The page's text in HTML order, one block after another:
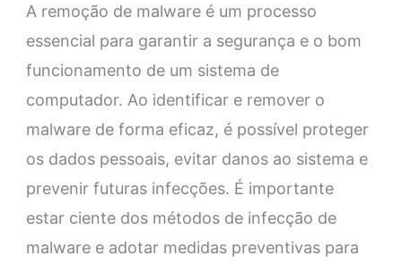
A remoção de malware é um processo
essencial para garantir a segurança e o bom
funcionamento de um sistema de
computador. Ao identificar e remover o
malware de forma eficaz, é possível proteger
os dados pessoais, evitar danos ao sistema e
prevenir futuras infecções. É importante
estar ciente dos métodos de infecção de
malware e adotar medidas preventivas para